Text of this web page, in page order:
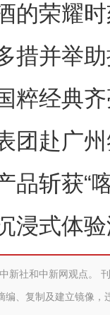
的荣耀
措并举
粹经典
团赴广
品斩获“
浸式体
新社和中新网观点。
编、复制及建立镜像，